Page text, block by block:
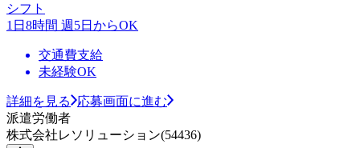
シフト
1日8時間 週5日からOK
交通費支給
未経験OK
詳細を見る
応募画面に進む
派遣労働者
株式会社レソリューション(54436)